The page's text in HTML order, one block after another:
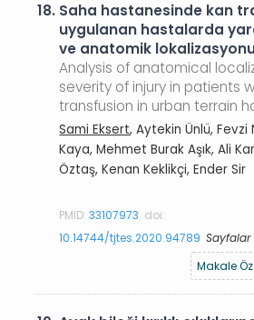
18. Saha hastanesinde kan
uygulanan hastalarda
ve anatomik
Analysis of anatomical
severity of injury in patients
transfusion in urban terrain
Sami Eksert, Aytekin Ünlü, Fevzi
Kaya, Mehmet Burak Aşık, Ali
Öztaş, Kenan Keklikçi, Ender Sir
PMID:33107973 doi:
10.14744/tjtes.2020.94789
Makale